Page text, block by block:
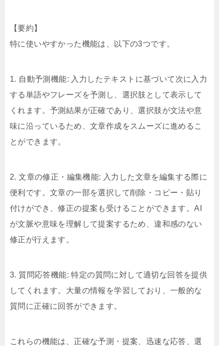
【要約】
特に使いやすかった機能は、以下の3つです。
1. 自動予測機能: 入力したテキストに基づいて次に入力
する単語やフレーズを予測し、選択肢として表示して
くれます。予測結果が正確であり、選択肢が文法や意
味に沿っているため、文章作成をスムーズに進めるこ
とができます。
2. 文章の修正・編集機能: 入力した文章を編集する際に
便利です。文章の一部を選択して削除・コピー・貼り
付けができ、修正の提案も受けることができます。AI
が文脈や意味を理解して提案するため、違和感のない
修正が行えます。
3. 質問応答機能: 特定の質問に対して適切な回答を提供
してくれます。大量の情報を学習しており、一般的な
質問に正確に回答ができます。
これらの機能は、正確な予測・提案、迅速な応答、選